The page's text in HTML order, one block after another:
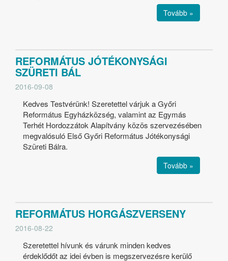
Tovább »
REFORMÁTUS JÓTÉKONYSÁGI
SZÜRETI BÁL
2016-09-08
Kedves Testvérünk! Szeretettel várjuk a Győri
Református Egyházközség, valamint az Egymás
Terhét Hordozzátok Alapítvány közös szervezésében
megvalósuló Első Győri Református Jótékonysági
Szüreti Bálra.
Tovább »
REFORMÁTUS HORGÁSZVERSENY
2016-08-22
Szeretettel hívunk és várunk minden kedves
érdeklődőt az idei évben is megszervezésre kerülő